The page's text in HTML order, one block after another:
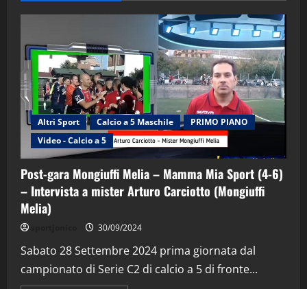
Altri Sport Calcio a 5 Maschile
PRIMO PIANO
Video - Calcio a 5
Post-gara Mongiuffi Melia – Mamma Mia Sport (4-6)
– Intervista a mister Arturo Carciotto (Mongiuffi
Melia)
30/09/2024
Sabato 28 Settembre 2024 prima giornata dal
campionato di Serie C2 di calcio a 5 di fronte...
2
“SportEmpire” in Podcast: 29^ Puntata
(Martedi 28 Aprile 2026)
28/04/2026